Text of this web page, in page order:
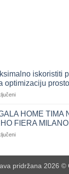
iskoristiti
optimizaciju
za
maksimalno
iskoristiti
prostor
u
za
HOME TIMA
FIERA MILANO
za
TIMA
pridržana 2026 ©